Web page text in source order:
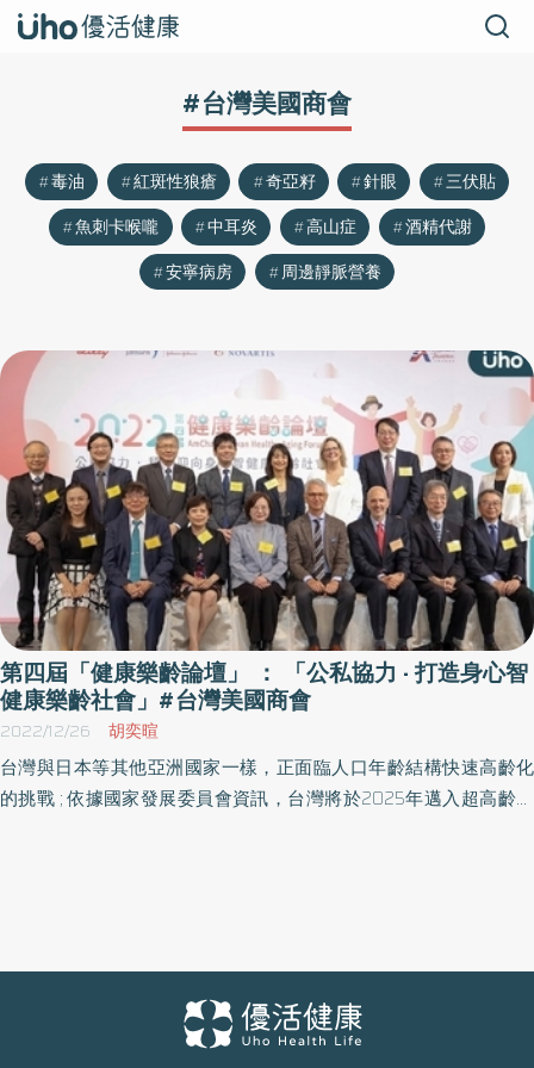
#台灣美國商會
毒油 紅斑性狼瘡 奇亞籽 針眼
三伏貼
魚刺卡喉嚨
中耳炎 高山症
酒精代謝
安寧病房
周邊靜脈營養
第四屆「健康樂齡論壇」 ： 「公私協力 · 打造身心智
健康樂齡社會」#台灣美國商會
2022/12/26 胡奕暄
台灣與日本等其他亞洲國家一樣，正面臨人口年齡結構快速高齡化
的挑戰 ; 依據國家發展委員會資訊，台灣將於2025年邁入超高齡社
長期照顧司吳希文副司長以及其他衛福部官員和學術界專家及相關
產業領袖，聚焦心血管疾病、心理健康與失智照護主題，一同探討